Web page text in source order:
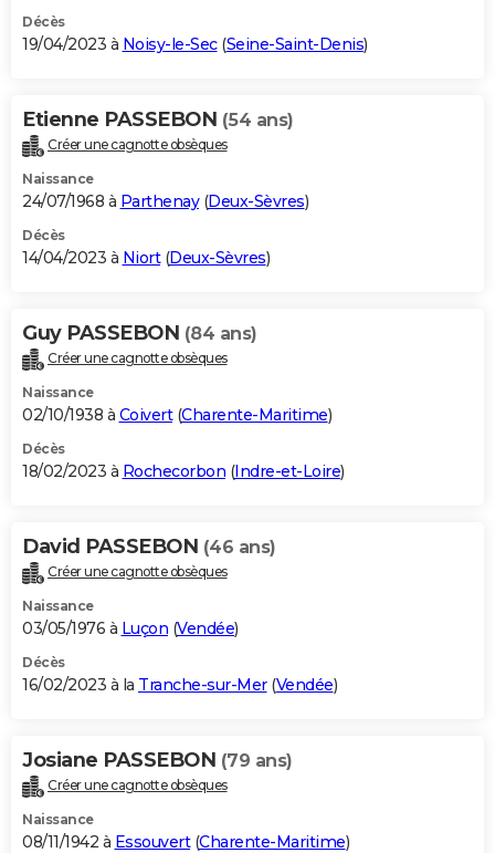
Décès
19/04/2023 à Noisy-le-Sec(Seine-Saint-Denis)
Etienne PASSEBON (54 ans)
Créer une cagnotte obsèques
Naissance
24/07/1968 à Parthenay(Deux-Sèvres)
Décès
14/04/2023 à Niort(Deux-Sèvres)
Guy PASSEBON (84 ans)
Créer une cagnotte obsèques
Naissance
02/10/1938 à Coivert(Charente-Maritime)
Décès
18/02/2023 à Rochecorbon (Indre-et-Loire)
David PASSEBON (46 ans)
Créer une cagnotte obsèques
Naissance
03/05/1976 à Luçon (Vendée)
Décès
16/02/2023 à la Tranche-sur-Mer(Vendée)
Josiane PASSEBON (79 ans)
Créer une cagnotte obsèques
Naissance
08/11/1942 à Essouvert(Charente-Maritime)